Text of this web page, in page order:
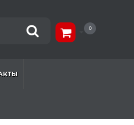
0